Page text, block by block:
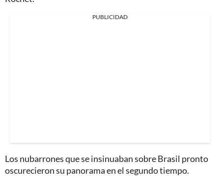
PUBLICIDAD
Los nubarrones que se insinuaban sobre Brasil pronto
oscurecieron su panorama en el segundo tiempo.